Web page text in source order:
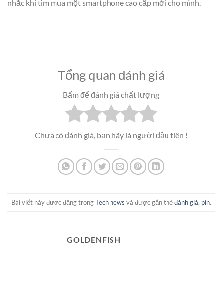
nhắc khi tìm mua một smartphone cao cấp mới cho mình.
Tổng quan đánh giá
Bấm để đánh giá chất lượng
Chưa có đánh giá, bạn hãy là người đầu tiên !
Bài viết này được đăng trongTech news và được gắn thẻđánh giá, pin.
GOLDENFISH